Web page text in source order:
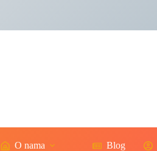
O nama Blog